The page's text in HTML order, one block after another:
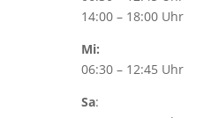
14:00 – 18:00 Uhr
Mi:
06:30 – 12:45 Uhr
Sa: